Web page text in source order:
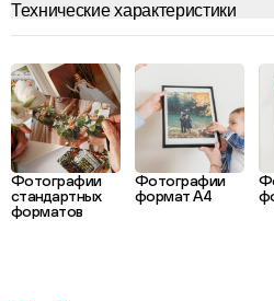
Технические характеристики
Фотографии
стандартных
форматов
Фотографии
формат А4